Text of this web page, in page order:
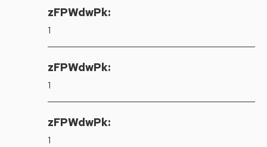
zFPWdwPk:
1
zFPWdwPk:
1
zFPWdwPk:
1